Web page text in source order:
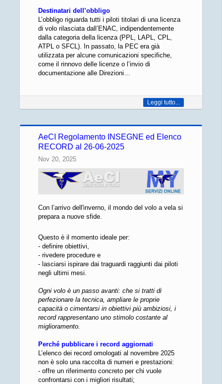
Destinatari dell’obbligo
L’obbligo riguarda tutti i piloti titolari di una licenza
di volo rilasciata dall’ENAC, indipendentemente
dalla categoria della licenza (PPL, LAPL, CPL,
ATPL o SFCL). In passato, la PEC era già
utilizzata per alcune comunicazioni specifiche,
come il rinnovo delle licenze o l’invio di
documentazione alle Direzioni…
Leggi tutto...
AeCI Regolamento INSEGNE ed Elenco
RECORD al 26-06-2025
Nov 20, 2025
Con l’arrivo dell'inverno, il mondo del volo a vela si
prepara a nuove sfide.
Questo è il momento ideale per:
- definire obiettivi,
- rivedere procedure e
- lasciarsi ispirare dai traguardi raggiunti dai piloti
negli ultimi mesi.
Ogni volo è un passo avanti: che si tratti di
perfezionare la tecnica, ampliare le proprie
capacità o cimentarsi in obiettivi più ambiziosi, i
record rappresentano uno stimolo costante al
miglioramento.
Perché pubblicare i record aggiornati
L’elenco dei record omologati al novembre 2025
non è solo una raccolta di numeri e prestazioni:
- offre un riferimento concreto per chi vuole
confrontarsi con i migliori risultati;